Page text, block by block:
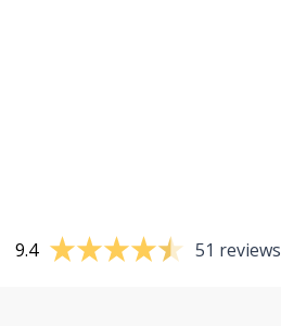
9.4 51 reviews